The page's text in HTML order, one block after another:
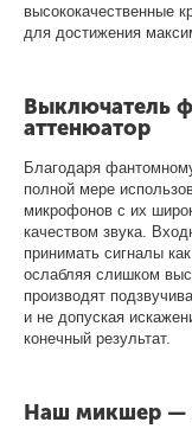
высококачественные
для достижения
Выключатель
аттенюатор
Благодаря
полной мере
микрофонов с их
качеством звука.
принимать сигналы
ослабляя слишком
производят
и не допуская
конечный результат.
Наш микшер —